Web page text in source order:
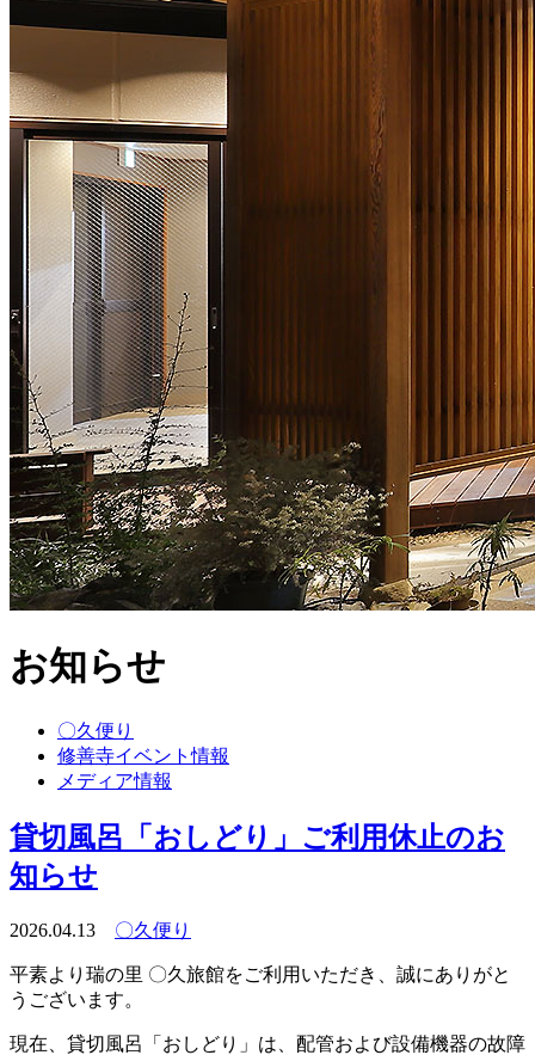
お知らせ
〇久便り
修善寺イベント情報
メディア情報
貸切風呂「おしどり」ご利用休止のお
知らせ
2026.04.13 〇久便り
平素より瑞の里 〇久旅館をご利用いただき、誠にありがと
うございます。
現在、貸切風呂「おしどり」は、配管および設備機器の故障